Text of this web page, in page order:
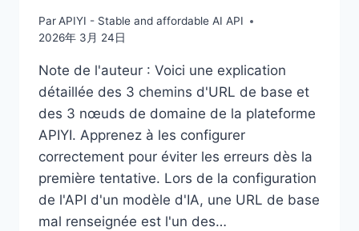
ParAPIYI - Stable and affordable AI API
2026年 3月 24日
Note de l'auteur : Voici une explication
détaillée des 3 chemins d'URL de base et
des 3 nœuds de domaine de la plateforme
APIYI. Apprenez à les configurer
correctement pour éviter les erreurs dès la
première tentative. Lors de la configuration
de l'API d'un modèle d'IA, une URL de base
mal renseignée est l'un des…